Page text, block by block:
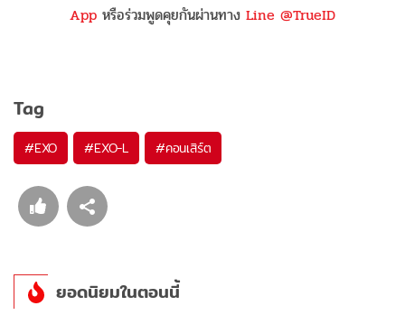
App หรือร่วมพูดคุยกันผ่านทาง Line @TrueID
Tag
#EXO #EXO-L #คอนเสิร์ต
ยอดนิยมในตอนนี้